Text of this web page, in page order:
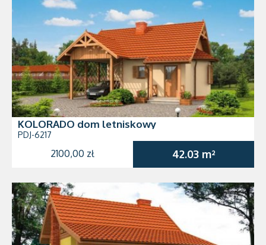
KOLORADO dom letniskowy
PDJ-6217
2100,00 zł 42.03 m²